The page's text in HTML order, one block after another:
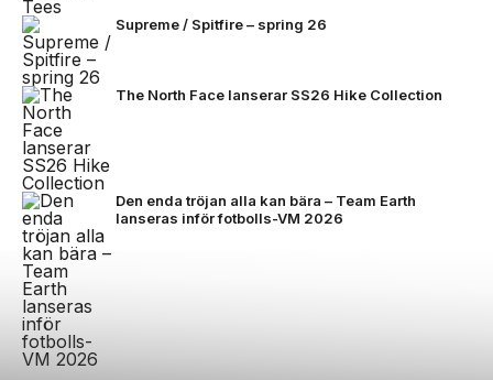
Supreme / Spitfire – spring 26
The North Face lanserar SS26 Hike Collection
Den enda tröjan alla kan bära – Team Earth
lanseras inför fotbolls-VM 2026